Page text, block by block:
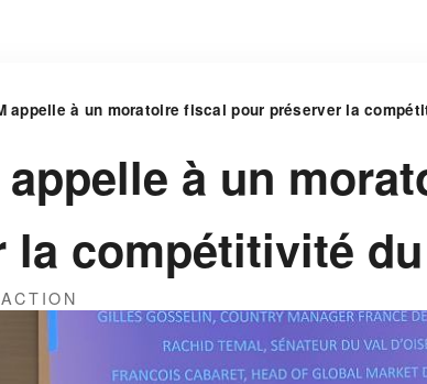
appelle à un moratoire fiscal pour préserver la
appelle à un
la compétitivité